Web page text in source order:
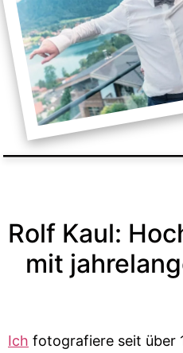
Rolf Kaul:
mit
Ich fotografiere seit über